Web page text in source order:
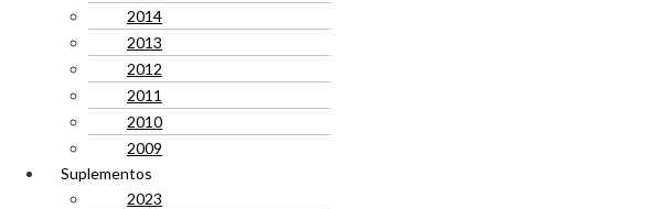
2014
2013
2012
2011
2010
2009
Suplementos
2023